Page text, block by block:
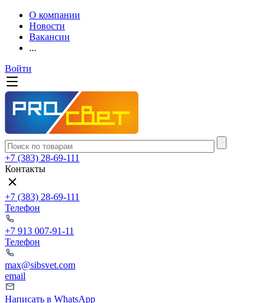
О компании
Новости
Вакансии
...
Войти
+7 (383) 28-69-111
Контакты
+7 (383) 28-69-111
Телефон
+7 913 007-91-11
Телефон
max@sibsvet.com
email
Написать в WhatsApp